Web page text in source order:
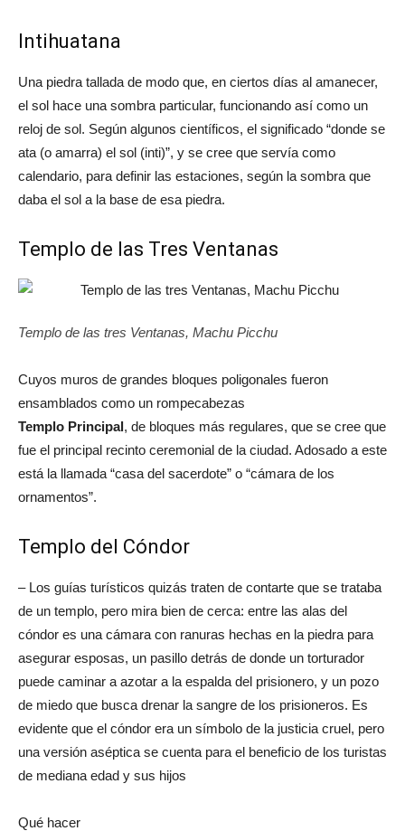
Intihuatana
Una piedra tallada de modo que, en ciertos días al amanecer,
el sol hace una sombra particular, funcionando así como un
reloj de sol. Según algunos científicos, el significado “donde se
ata (o amarra) el sol (inti)”, y se cree que servía como
calendario, para definir las estaciones, según la sombra que
daba el sol a la base de esa piedra.
Templo de las Tres Ventanas
Templo de las tres Ventanas, Machu Picchu
Cuyos muros de grandes bloques poligonales fueron
ensamblados como un rompecabezas
Templo Principal, de bloques más regulares, que se cree que
fue el principal recinto ceremonial de la ciudad. Adosado a este
está la llamada “casa del sacerdote” o “cámara de los
ornamentos”.
Templo del Cóndor
– Los guías turísticos quizás traten de contarte que se trataba
de un templo, pero mira bien de cerca: entre las alas del
cóndor es una cámara con ranuras hechas en la piedra para
asegurar esposas, un pasillo detrás de donde un torturador
puede caminar a azotar a la espalda del prisionero, y un pozo
de miedo que busca drenar la sangre de los prisioneros. Es
evidente que el cóndor era un símbolo de la justicia cruel, pero
una versión aséptica se cuenta para el beneficio de los turistas
de mediana edad y sus hijos
Qué hacer